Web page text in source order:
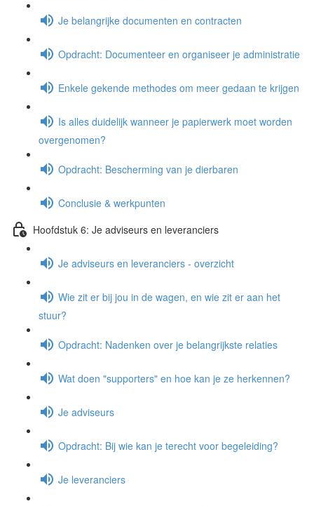
Je belangrijke documenten en contracten
Opdracht: Documenteer en organiseer je administratie
Enkele gekende methodes om meer gedaan te krijgen
Is alles duidelijk wanneer je papierwerk moet worden
overgenomen?
Opdracht: Bescherming van je dierbaren
Conclusie & werkpunten
Hoofdstuk 6: Je adviseurs en leveranciers
Je adviseurs en leveranciers - overzicht
Wie zit er bij jou in de wagen, en wie zit er aan het
stuur?
Opdracht: Nadenken over je belangrijkste relaties
Wat doen "supporters" en hoe kan je ze herkennen?
Je adviseurs
Opdracht: Bij wie kan je terecht voor begeleiding?
Je leveranciers